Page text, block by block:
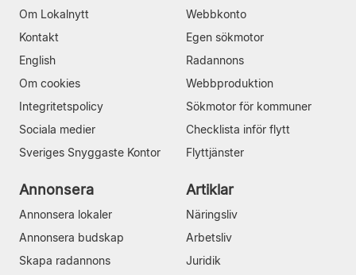
Om Lokalnytt
Kontakt
English
Om cookies
Integritetspolicy
Sociala medier
Sveriges Snyggaste Kontor
Webbkonto
Egen sökmotor
Radannons
Webbproduktion
Sökmotor för kommuner
Checklista inför flytt
Flyttjänster
Annonsera
Annonsera lokaler
Annonsera budskap
Skapa radannons
Artiklar
Näringsliv
Arbetsliv
Juridik